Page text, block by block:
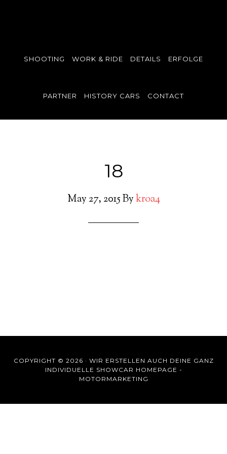
SHOOTING WORK & RIDE DETAILS ERFOLGE
PARTNER HISTORY CARS CONTACT
18
May 27, 2015Bykroa4
COPYRIGHT © 2026 · WIR ERSTELLEN AUCH DEINE GANZ
INDIVIDUELLE SHOWCAR HOMEPAGE -
MOTORMARKETING